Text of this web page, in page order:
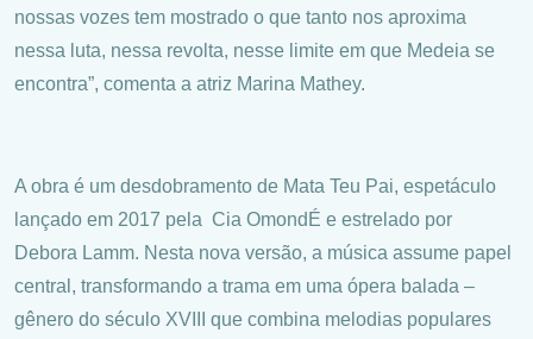
nossas vozes tem mostrado o que tanto nos aproxima
nessa luta, nessa revolta, nesse limite em que Medeia se
encontra”, comenta a atriz Marina Mathey.
A obra é um desdobramento de Mata Teu Pai, espetáculo
lançado em 2017 pela Cia OmondÉ e estrelado por
Debora Lamm. Nesta nova versão, a música assume papel
central, transformando a trama em uma ópera balada –
gênero do século XVIII que combina melodias populares